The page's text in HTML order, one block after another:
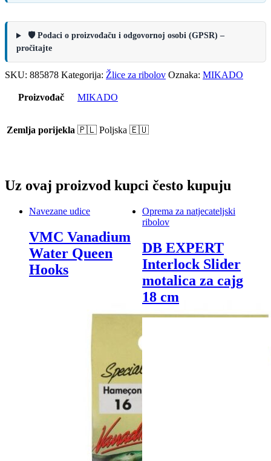
🛡️ Podaci o proizvođaču i odgovornoj osobi (GPSR) –
pročitajte
SKU: 885878 Kategorija: Žlice za ribolov Oznaka: MIKADO
Proizvođač MIKADO
Zemlja porijekla 🇵🇱 Poljska 🇪🇺
Uz ovaj proizvod kupci često kupuju
Navezane udice
VMC Vanadium
Water Queen
Hooks
Oprema za natjecateljski
ribolov
DB EXPERT
Interlock Slider
motalica za cajg
18 cm